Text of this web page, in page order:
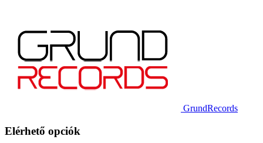
GrundRecords
Elérhető opciók